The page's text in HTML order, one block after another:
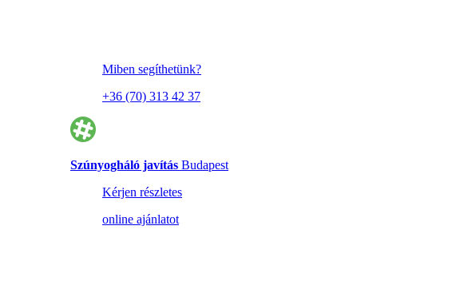
Miben segíthetünk?
+36 (70) 313 42 37
Szúnyogháló javítás Budapest
Kérjen részletes
online ajánlatot